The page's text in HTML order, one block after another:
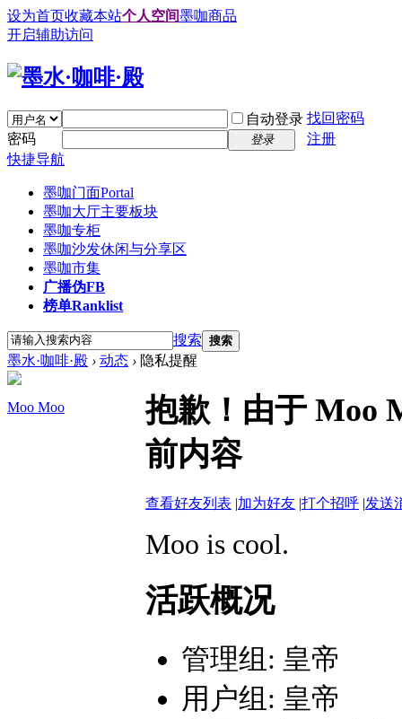
设为首页收藏本站个人空间墨咖商品
开启辅助访问
自动登录 找回密码
密码
登录
注册
快捷导航
墨咖门面Portal
墨咖大厅主要板块
墨咖专柜
墨咖沙发休闲与分享区
墨咖市集
广播伪FB
榜单Ranklist
搜索 搜索
墨水·咖啡·殿 › 动态 › 隐私提醒
Moo Moo
抱歉！由于 Moo
前内容
查看好友列表 |加为好友 |打个招呼 |发送
Moo is cool.
活跃概况
管理组: 皇帝
用户组: 皇帝